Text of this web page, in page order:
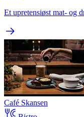
Et upretensiøst mat- og
Café Skansen